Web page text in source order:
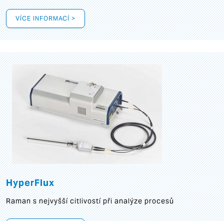
VÍCE INFORMACÍ >
HyperFlux
Raman s nejvyšší citlivostí při analýze procesů